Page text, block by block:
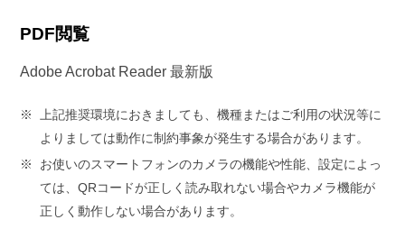
PDF閲覧
Adobe Acrobat Reader 最新版
※
上記推奨環境におきましても、機種またはご利用の状況等に
よりましては動作に制約事象が発生する場合があります。
※
お使いのスマートフォンのカメラの機能や性能、設定によっ
ては、QRコードが正しく読み取れない場合やカメラ機能が
正しく動作しない場合があります。